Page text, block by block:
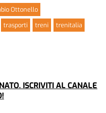
Ottonello
trasporti treni
trenitalia
ISCRIVITI AL CANALE